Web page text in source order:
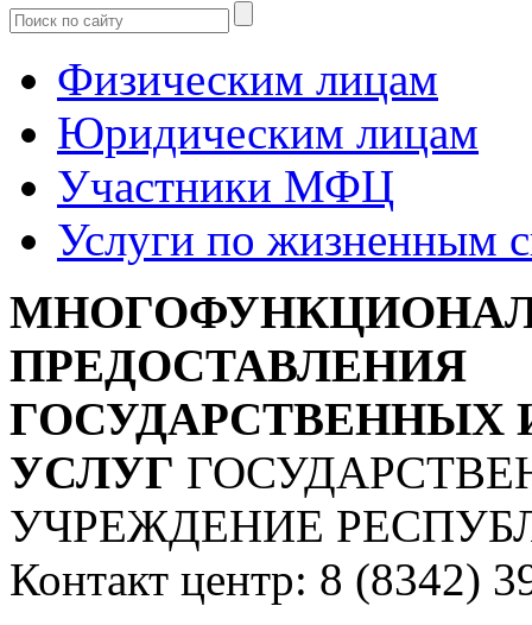
Физическим лицам
Юридическим лицам
Участники МФЦ
Услуги по жизненным
ПРЕДОСТАВЛЕНИЯ
УСЛУГ
УЧРЕЖДЕНИЕ
Контакт центр: 8 (8342)